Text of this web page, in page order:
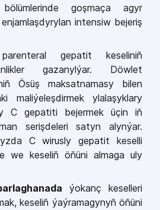
goşmaça agyr
intensiw bejeriş
gepa­tit keseliniň
gazanylýar. Döwlet
Ösüş maksatnamasy bi­len
maliýe­leşdirmek ylalaşyklary
C gepatiti bejermek üçin iň
serişde­leri satyn alynýar.
C wirusly gepatit keselli
we keseliň öňüni almaga uly
ýokanç keselleri
keseliň ýaýramagy­nyň öňüni